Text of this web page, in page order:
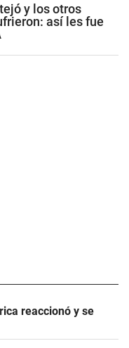
y los otros
así les fue
reaccionó y se